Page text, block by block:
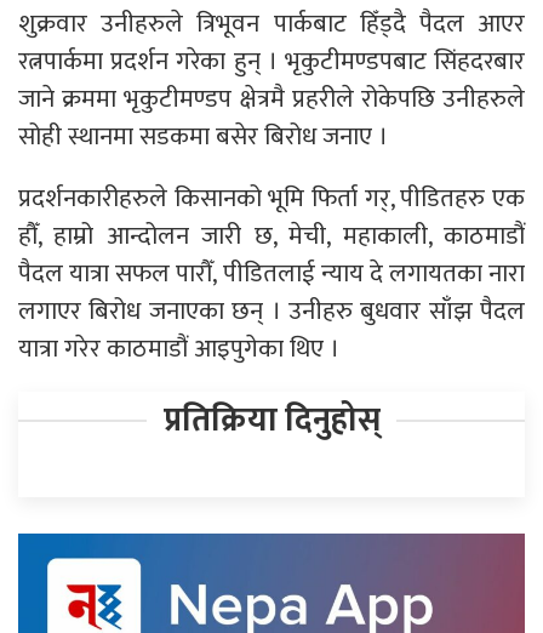
शुक्रवार उनीहरुले त्रिभूवन पार्कबाट हिँड्दै पैदल आएर
रत्नपार्कमा प्रदर्शन गरेका हुन् । भृकुटीमण्डपबाट सिंहदरबार
जाने क्रममा भृकुटीमण्डप क्षेत्रमै प्रहरीले रोकेपछि उनीहरुले
सोही स्थानमा सडकमा बसेर बिरोध जनाए ।
प्रदर्शनकारीहरुले किसानको भूमि फिर्ता गर्, पीडितहरु एक
हौँ, हाम्रो आन्दोलन जारी छ, मेची, महाकाली, काठमाडौं
पैदल यात्रा सफल पारौँ, पीडितलाई न्याय दे लगायतका नारा
लगाएर बिरोध जनाएका छन् । उनीहरु बुधवार साँझ पैदल
यात्रा गरेर काठमाडौं आइपुगेका थिए ।
प्रतिक्रिया दिनुहोस्